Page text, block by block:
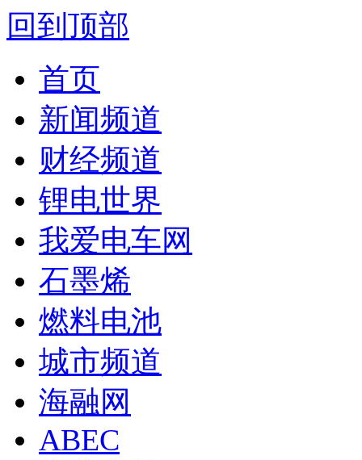
回到顶部
首页
新闻频道
财经频道
锂电世界
我爱电车网
石墨烯
燃料电池
城市频道
海融网
ABEC